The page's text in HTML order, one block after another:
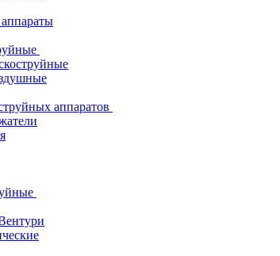
аппаратов